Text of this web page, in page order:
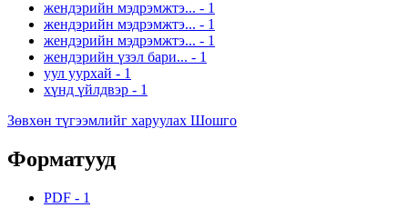
жендэрийн мэдрэмжтэ... - 1
жендэрийн мэдрэмжтэ... - 1
жендэрийн мэдрэмжтэ... - 1
жендэрийн үзэл бари... - 1
уул уурхай - 1
хүнд үйлдвэр - 1
Зөвхөн түгээмлийг харуулах Шошго
Форматууд
PDF - 1